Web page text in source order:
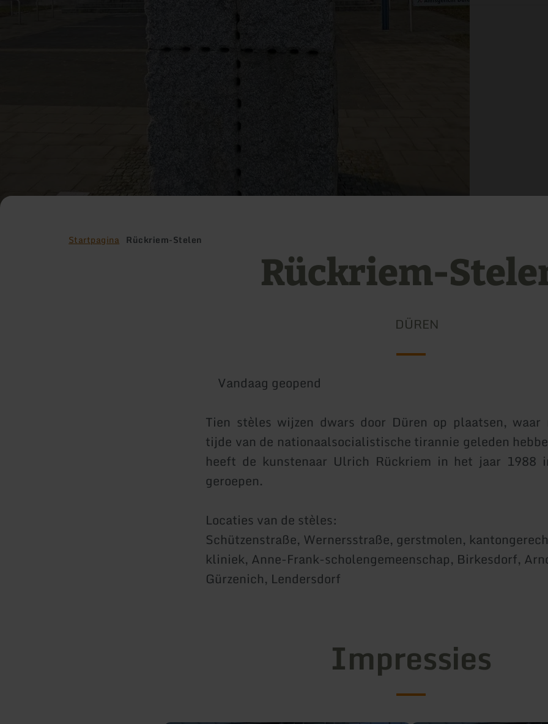
Startpagina Rückriem-Stelen
Rückriem-
DÜREN
Vandaag geopend
Tien stèles wijzen dwars door Düren op plaatsen, waar
tijde van de nationaalsocialistische tirannie geleden
heeft de kunstenaar Ulrich Rückriem in het jaar 1988
geroepen.
Locaties van de stèles:
Schützenstraße, Wernersstraße, gerstmolen,
kliniek, Anne-Frank-scholengemeenschap, Birkesdorf,
Gürzenich, Lendersdorf
Impressies